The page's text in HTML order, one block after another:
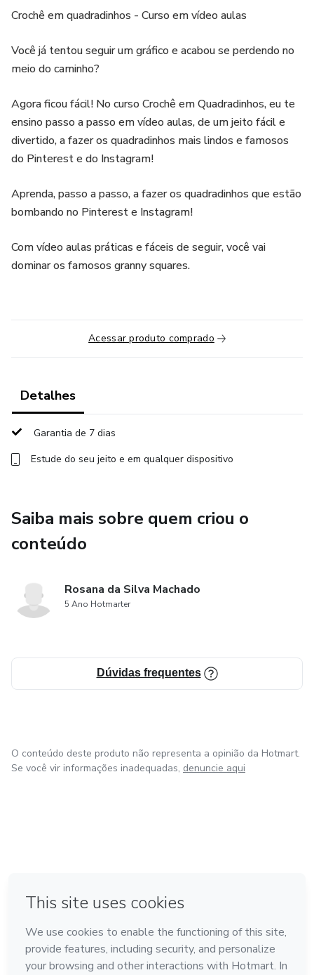
Crochê em quadradinhos - Curso em vídeo aulas
Você já tentou seguir um gráfico e acabou se perdendo no
meio do caminho?
Agora ficou fácil! No curso Crochê em Quadradinhos, eu te
ensino passo a passo em vídeo aulas, de um jeito fácil e
divertido, a fazer os quadradinhos mais lindos e famosos
do Pinterest e do Instagram!
Aprenda, passo a passo, a fazer os quadradinhos que estão
bombando no Pinterest e Instagram!
Com vídeo aulas práticas e fáceis de seguir, você vai
dominar os famosos granny squares.
Acessar produto comprado
Detalhes
Garantia de 7 dias
Estude do seu jeito e em qualquer dispositivo
Saiba mais sobre quem criou o
conteúdo
Rosana da Silva Machado
5 Ano Hotmarter
Dúvidas frequentes
O conteúdo deste produto não representa a opinião da Hotmart.
Se você vir informações inadequadas, denuncie aqui
Feito com ❤ na Cidade do México